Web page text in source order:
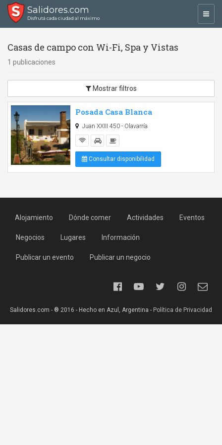
Salidores.com
Disfrutá cada ciudad al máximo
Casas de campo con Wi-Fi, Spa y Vistas
1 publicaciones
Mostrar filtros
Posada Casa Blanca
Juan XXIII 450 - Olavarría
Consultar disponibilidad
Alojamiento Dónde comer Actividades Eventos
Negocios Lugares Información
Publicar un evento Publicar un negocio
Salidores.com - ® 2016 - Hecho en Azul, Argentina - Política de Privacidad